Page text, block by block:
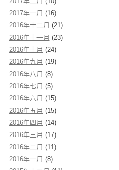
2017年一月 (16)
2016年十二月 (21)
2016年十一月 (23)
2016年十月 (24)
2016年九月 (19)
2016年八月 (8)
2016年七月 (5)
2016年六月 (15)
2016年五月 (15)
2016年四月 (14)
2016年三月 (17)
2016年二月 (11)
2016年一月 (8)